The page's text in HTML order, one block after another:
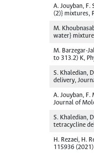
A. Jouyban,
(2)} mixtures,
M.
water}
M. Barzegar-
to 313.2) K,
S. Khaledian,
delivery,
A. Jouyban,
Journal of
S. Khaledian,
tetracycline
H. Rezaei, H.
115936